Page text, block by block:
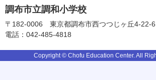
調布市立調和小学校
〒182-0006
東京都調布市西つつじヶ丘4-22-6
電話：042-485-4818
Copyright © Chofu Education Center. All